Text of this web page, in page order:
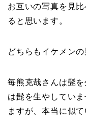
お互いの写真を見
ると思います。
どちらもイケメン
毎熊克哉さんは髭
は髭を生やしてい
ますが、本当に似て